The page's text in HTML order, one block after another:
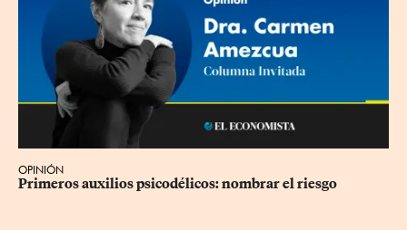
OPINIÓN
Primeros auxilios psicodélicos: nombrar el riesgo